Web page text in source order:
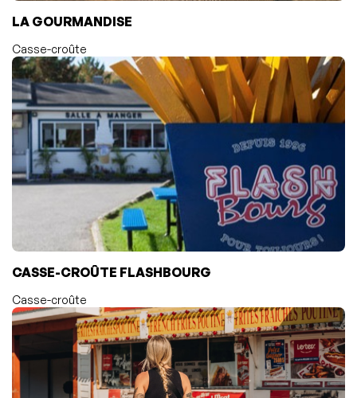
LA GOURMANDISE
Casse-croûte
CASSE-CROÛTE FLASHBOURG
Casse-croûte